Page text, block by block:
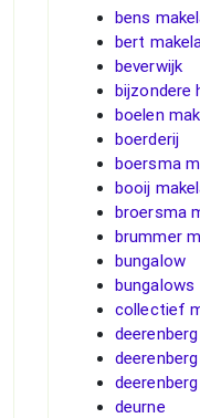
bens
bert
beverwijk
bijzondere
boelen
boerderij
boersma
booij
broersma
brummer
bungalow
bungalows
collectief
deerenberg
deurne